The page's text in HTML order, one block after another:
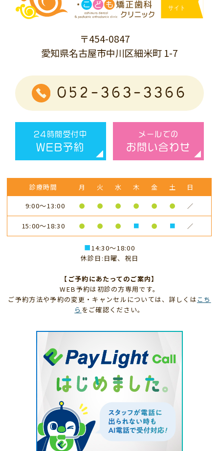
〒454-0847
愛知県名古屋市中川区細米町 1-7
052-363-3366
24時間受付中
WEB予約
メールでの
お問い合わせ
診療時間 月 火 水 木 金 土
日
9:00～13:00
● ● ● ● ● ● ／
15:00～18:30 ● ● ● ■ ● ■ ／
■14:30～18:00
休診日:日曜、祝日
【ご予約にあたってのご案内】
WEB予約は初診の方専用です。
ご予約方法や予約の変更・キャンセルについては、詳しくは こち
ら をご確認ください。